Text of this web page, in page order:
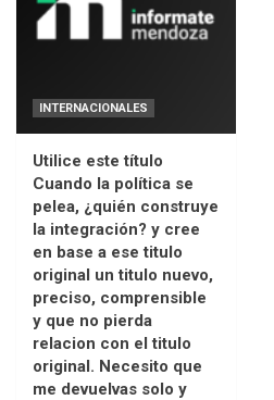
INTERNACIONALES
Utilice este título
Cuando la política se
pelea, ¿quién construye
la integración? y cree
en base a ese titulo
original un titulo nuevo,
preciso, comprensible
y que no pierda
relacion con el titulo
original. Necesito que
me devuelvas solo y